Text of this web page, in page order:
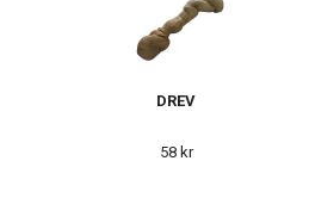
DREV
58 kr